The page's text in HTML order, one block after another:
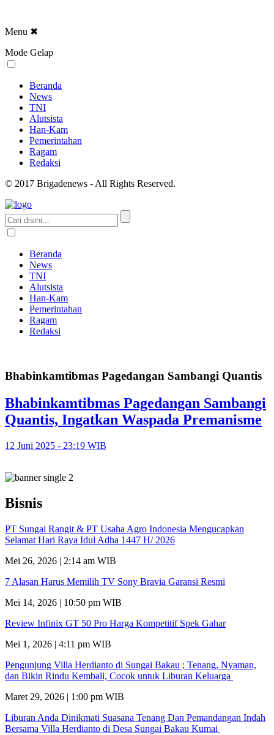
Menu ✖
Mode Gelap
Beranda
News
TNI
Alutsista
Han-Kam
Pemerintahan
Ragam
Redaksi
© 2017 Brigadenews - All Rights Reserved.
Beranda
News
TNI
Alutsista
Han-Kam
Pemerintahan
Ragam
Redaksi
Bhabinkamtibmas Pagedangan Sambangi Quantis
Bhabinkamtibmas Pagedangan Sambangi
Quantis, Ingatkan Waspada Premanisme
12 Juni 2025 - 23:19 WIB
Bisnis
PT Sungai Rangit & PT Usaha Agro Indonesia Mengucapkan
Selamat Hari Raya Idul Adha 1447 H/ 2026
Mei 26, 2026 | 2:14 am WIB
7 Alasan Harus Memilih TV Sony Bravia Garansi Resmi
Mei 14, 2026 | 10:50 pm WIB
Review Infinix GT 50 Pro Harga Kompetitif Spek Gahar
Mei 1, 2026 | 4:11 pm WIB
Pengunjung Villa Herdianto di Sungai Bakau ; Tenang, Nyaman,
dan Bikin Rindu Kembali, Cocok untuk Liburan Keluarga
Maret 29, 2026 | 1:00 pm WIB
Liburan Anda Dinikmati Suasana Tenang Dan Pemandangan Indah
Bersama Villa Herdianto di Desa Sungai Bakau Kumai